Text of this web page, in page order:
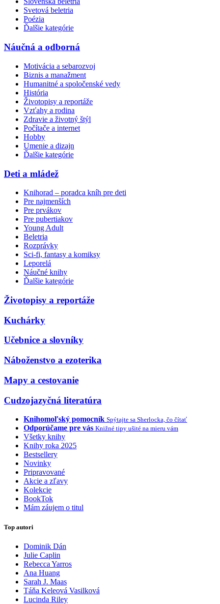
Svetová beletria
Poézia
Ďalšie kategórie
Náučná a odborná
Motivácia a sebarozvoj
Biznis a manažment
Humanitné a spoločenské vedy
História
Životopisy a reportáže
Vzťahy a rodina
Zdravie a životný štýl
Počítače a internet
Hobby
Umenie a dizajn
Ďalšie kategórie
Deti a mládež
Knihorad – poradca kníh pre deti
Pre najmenších
Pre prvákov
Pre pubertiakov
Young Adult
Beletria
Rozprávky
Sci-fi, fantasy a komiksy
Leporelá
Náučné knihy
Ďalšie kategórie
Životopisy a reportáže
Kuchárky
Učebnice a slovníky
Náboženstvo a ezoterika
Mapy a cestovanie
Cudzojazyčná literatúra
Knihomoľský pomocník Spýtajte sa Sherlocka, čo čítať
Odporúčame pre vás Knižné tipy ušité na mieru vám
Všetky knihy
Knihy roka 2025
Bestsellery
Novinky
Pripravované
Akcie a zľavy
Kolekcie
BookTok
Mám záujem o titul
Top autori
Dominik Dán
Julie Caplin
Rebecca Yarros
Ana Huang
Sarah J. Maas
Táňa Keleová Vasilková
Lucinda Riley